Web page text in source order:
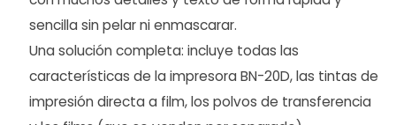
sencilla sin pelar ni enmascarar.
Una solución completa: incluye todas las
características de la impresora BN-20D, las tintas de
impresión directa a film, los polvos de transferencia